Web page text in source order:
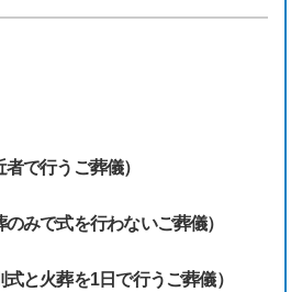
で行うご葬儀）
みで式を行わないご葬儀）
と火葬を1日で行うご葬儀）